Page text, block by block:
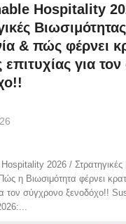
Hospitality
& πώς φέρνει
για
2026 / Στρατηγικές
η Βιωσιμότητα φέρνει
τον σύγχρονο ξενοδόχο!!